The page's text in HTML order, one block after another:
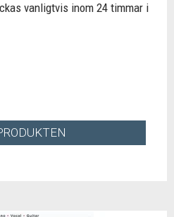
vanligtvis inom 24 timmar i